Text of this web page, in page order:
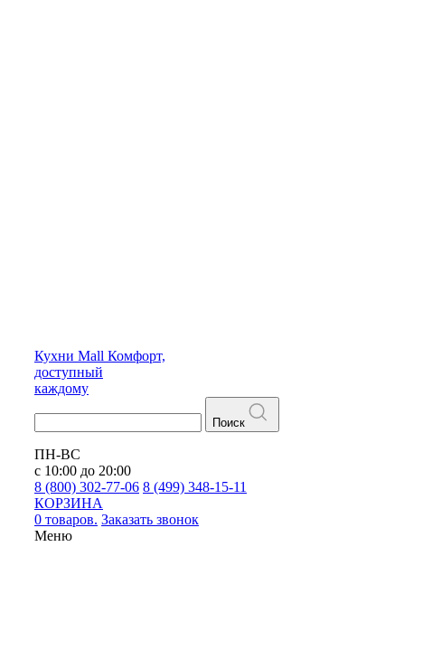
Кухни Mall Комфорт,
доступный
каждому
Поиск
ПН-ВС
с 10:00 до 20:00
8 (800) 302-77-06 8 (499) 348-15-11
КОРЗИНА
0 товаров. Заказать звонок
Меню